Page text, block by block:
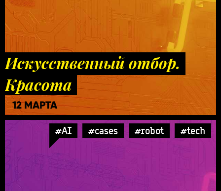
Искусственный отбор.
Красота
12 МАРТА
#AI #cases #robot #tech